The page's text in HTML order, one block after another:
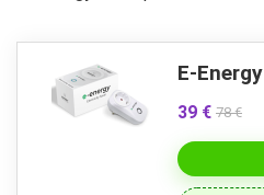
E-Energy
39 € 78 €